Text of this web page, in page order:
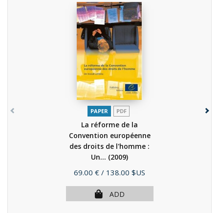
PAPER PDF
La réforme de la
Convention européenne
des droits de l'homme :
Un... (2009)
Price
69.00 € / 138.00 $US
ADD